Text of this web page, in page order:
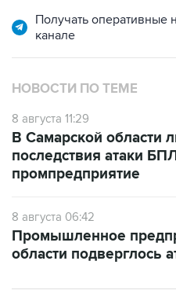
Получать оперативные
канале
НОВОСТИ ПО ТЕМЕ
8 августа 11:29
В Самарской области
последствия атаки
промпредприятие
8 августа 06:42
Промышленное
области подверглось